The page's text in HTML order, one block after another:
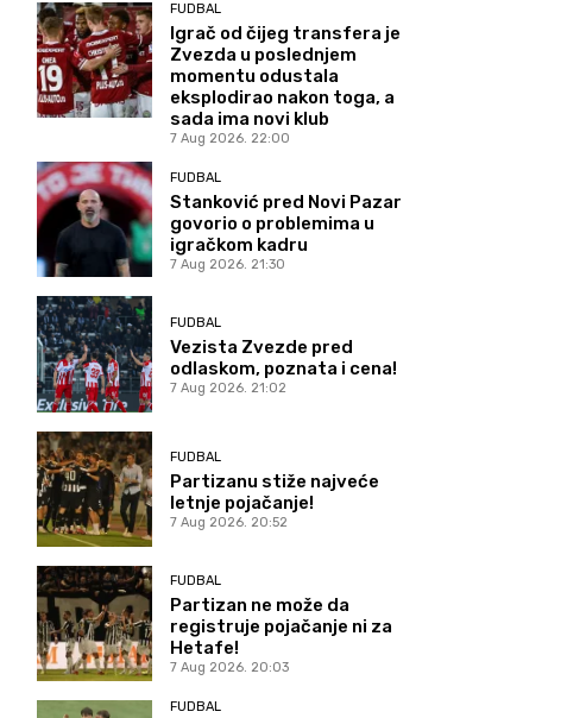
FUDBAL
Igrač od čijeg transfera je
Zvezda u poslednjem
momentu odustala
eksplodirao nakon toga, a
sada ima novi klub
7 Aug 2026. 22:00
FUDBAL
Stanković pred Novi Pazar
govorio o problemima u
igračkom kadru
7 Aug 2026. 21:30
FUDBAL
Vezista Zvezde pred
odlaskom, poznata i cena!
7 Aug 2026. 21:02
FUDBAL
Partizanu stiže najveće
letnje pojačanje!
7 Aug 2026. 20:52
FUDBAL
Partizan ne može da
registruje pojačanje ni za
Hetafe!
7 Aug 2026. 20:03
FUDBAL